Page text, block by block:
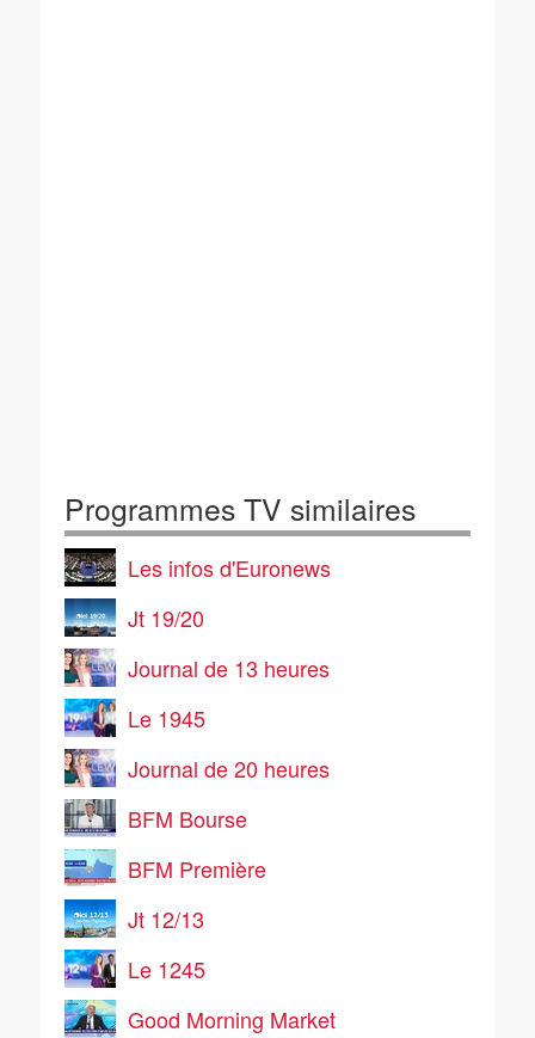
Programmes TV similaires
Les infos d'Euronews
Jt 19/20
Journal de 13 heures
Le 1945
Journal de 20 heures
BFM Bourse
BFM Première
Jt 12/13
Le 1245
Good Morning Market